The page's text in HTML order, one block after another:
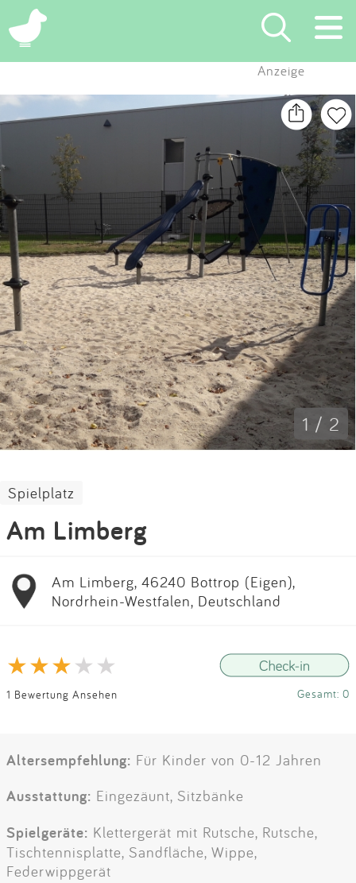
×
Suchen
Eintragen
App
Blog
Partner
Kontakt
Impressum
Anmelden
Anzeige
1 / 2
Spielplatz
Am Limberg
Am Limberg, 46240 Bottrop (Eigen),
Nordrhein-Westfalen, Deutschland
1 Bewertung Ansehen Gesamt: 0
Altersempfehlung: Für Kinder von 0-12 Jahren
Ausstattung: Eingezäunt, Sitzbänke
Spielgeräte: Klettergerät mit Rutsche, Rutsche,
Tischtennisplatte, Sandfläche, Wippe,
Federwippgerät